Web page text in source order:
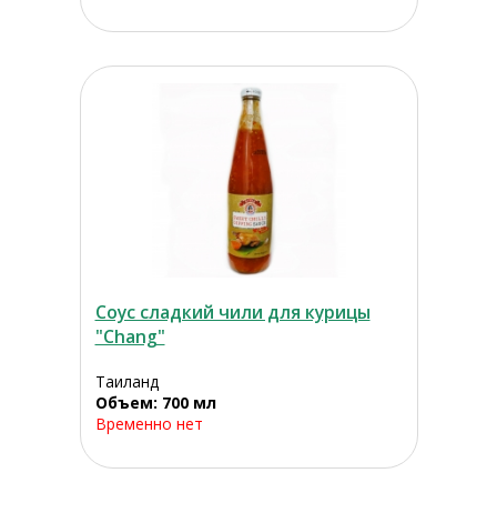
Соус сладкий чили для курицы
"Chang"
Таиланд
Объем: 700 мл
Временно нет